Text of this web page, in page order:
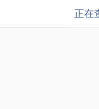
正在